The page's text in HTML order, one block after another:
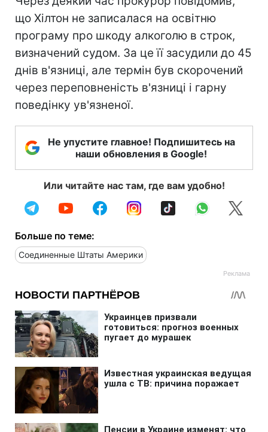
що Хілтон не записалася на освітню
програму про шкоду алкоголю в строк,
визначений судом. За це її засудили до 45
днів в'язниці, але термін був скорочений
через переповненість в'язниці і гарну
поведінку ув'язненої.
Не упустите главное! Подпишитесь на
наши обновления в Google!
Или читайте нас там, где вам удобно!
Больше по теме:
Соединенные Штаты Америки